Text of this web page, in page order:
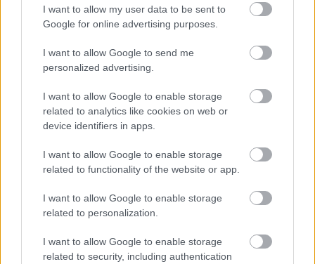
I want to allow my user data to be sent to
Google for online advertising purposes.
I want to allow Google to send me
personalized advertising.
I want to allow Google to enable storage
related to analytics like cookies on web or
device identifiers in apps.
I want to allow Google to enable storage
related to functionality of the website or app.
I want to allow Google to enable storage
related to personalization.
I want to allow Google to enable storage
related to security, including authentication
pályázatán való részvétel, illetve az, hogy együtt
dolgozhattam olyan külföldi előadókkal, mint a
birminghami Call Me Unique vagy a londoni
Emmavie.
az októberben megjelentMalom EP: